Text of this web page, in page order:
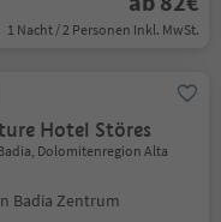
1 Nacht / 2 Personen Inkl. MwSt.
Hotel Störes
Dolomitenregion Alta
Badia Zentrum